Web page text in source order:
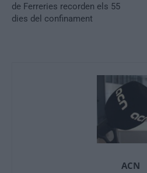
de Ferreries recorden els 55
dies del confinament
ACN